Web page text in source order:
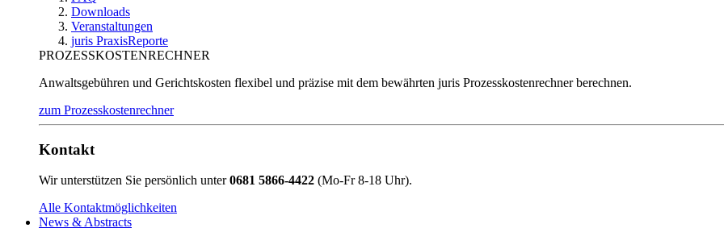
Downloads
Veranstaltungen
juris PraxisReporte
PROZESSKOSTENRECHNER
Anwaltsgebühren und Gerichtskosten flexibel und präzise mit dem bewährten juris Prozesskostenrechner berechnen.
zum Prozesskostenrechner
Kontakt
Wir unterstützen Sie persönlich unter0681 5866-4422 (Mo-Fr 8-18 Uhr).
Alle Kontaktmöglichkeiten
News & Abstracts